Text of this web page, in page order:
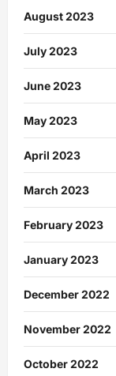
August 2023
July 2023
June 2023
May 2023
April 2023
March 2023
February 2023
January 2023
December 2022
November 2022
October 2022